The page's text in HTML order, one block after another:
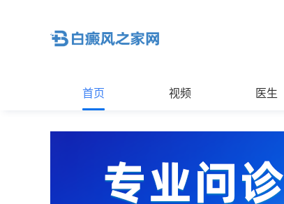
首页 视频 医生